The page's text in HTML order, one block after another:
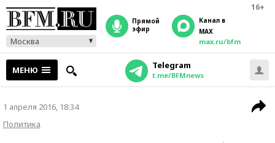
16+
Москва
прямой
эфир
Канал в
MAX
max.ru/bfm
МЕНЮ Telegram
t.me/BFMnews
1 апреля 2016, 18:34
Политика